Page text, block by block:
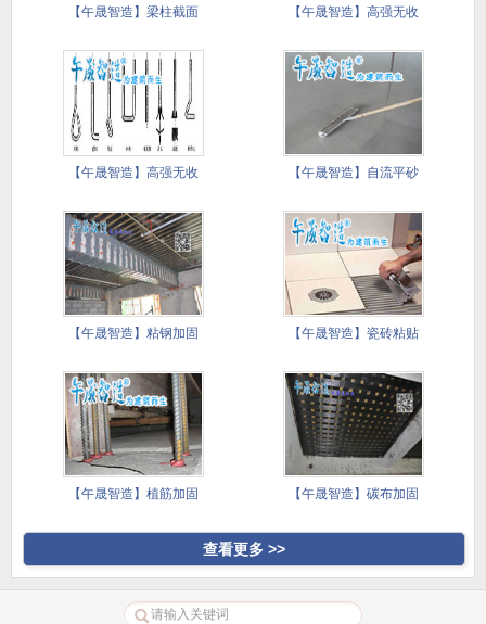
【午晟智造】梁柱截面 【午晟智造】高强无收
【午晟智造】高强无收 【午晟智造】自流平砂
【午晟智造】粘钢加固 【午晟智造】瓷砖粘贴
【午晟智造】植筋加固 【午晟智造】碳布加固
查看更多 >>